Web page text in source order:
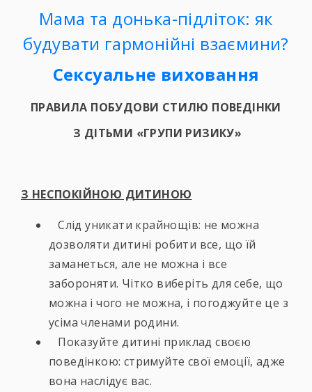
Мама та донька-підліток: як
будувати гармонійні взаємини?
Сексуальне виховання
ПРАВИЛА ПОБУДОВИ СТИЛЮ ПОВЕДІНКИ
З ДІТЬМИ «ГРУПИ РИЗИКУ»
З НЕСПОКІЙНОЮ ДИТИНОЮ
Слід уникати крайнощів: не можна
дозволяти дитині робити все, що їй
заманеться, але не можна і все
забороняти. Чітко виберіть для себе, що
можна і чого не можна, і погоджуйте це з
усіма членами родини.
Показуйте дитині приклад своєю
поведінкою: стримуйте свої емоції, адже
вона наслідує вас.